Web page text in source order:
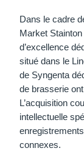
Dans le cadre
Market
d’excellence
situé dans le
de Syngenta
de brasserie
L’acquisition
intellectuelle
connexes.